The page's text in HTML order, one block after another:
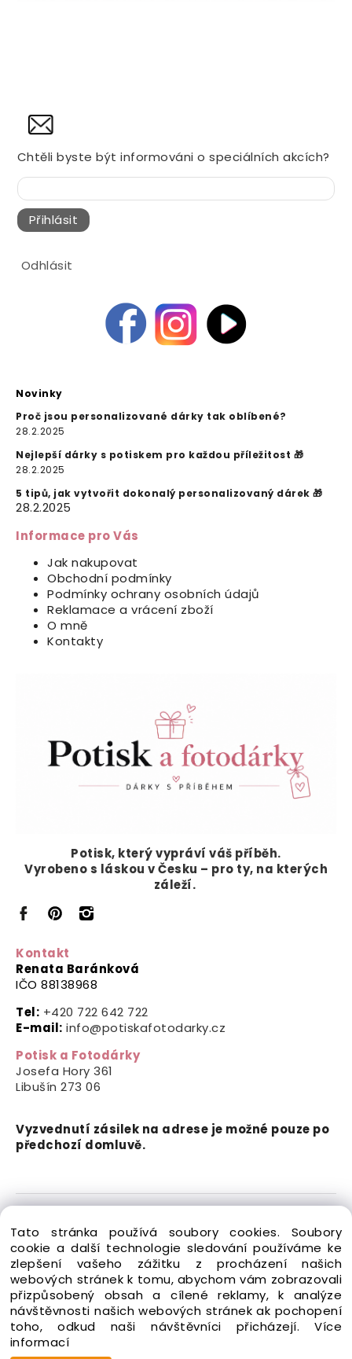
Chtěli byste být informováni o speciálních akcích?
Přihlásit
Odhlásit
Novinky
Proč jsou personalizované dárky tak oblíbené?
28.2.2025
Nejlepší dárky s potiskem pro každou příležitost 🎁
28.2.2025
5 tipů, jak vytvořit dokonalý personalizovaný dárek 🎁
28.2.2025
Informace pro Vás
Jak nakupovat
Obchodní podmínky
Podmínky ochrany osobních údajů
Reklamace a vrácení zboží
O mně
Kontakty
Potisk, který vyprávíváš příběh.
Vyrobeno s láskou v Česku – pro ty, na kterých
záleží.
Kontakt
Renata Baránková
IČO 88138968
Tel: +420 722 642 722
E-mail: info@potiskafotodarky.cz
Potisk a Fotodárky
Josefa Hory 361
Libušín 273 06
Vyzvednutí zásilek na adrese je možné pouze po
předchozí domluvě.
práva vyhrazena.
Vytvořeno systémem ClickEshop.cz
Tato stránka používá soubory cookies. Soubory
cookie a další technologie sledování používáme ke
zlepšení vašeho zážitku z procházení našich
webových stránek k tomu, abychom vám zobrazovali
přizpůsobený obsah a cílené reklamy, k analýze
návštěvnosti našich webových stránek ak pochopení
toho, odkud naši návštěvníci přicházejí.Více
informací